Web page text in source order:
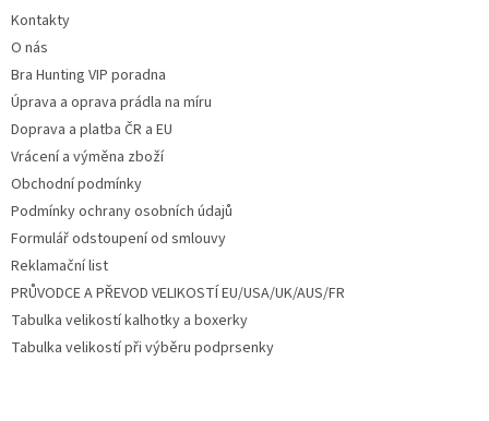
Kontakty
O nás
Bra Hunting VIP poradna
Úprava a oprava prádla na míru
Doprava a platba ČR a EU
Vrácení a výměna zboží
Obchodní podmínky
Podmínky ochrany osobních údajů
Formulář odstoupení od smlouvy
Reklamační list
PRŮVODCE A PŘEVOD VELIKOSTÍ EU/USA/UK/AUS/FR
Tabulka velikostí kalhotky a boxerky
Tabulka velikostí při výběru podprsenky